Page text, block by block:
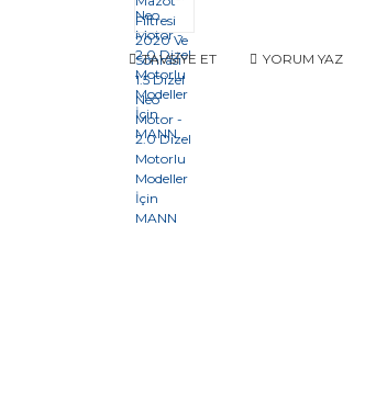
TAVSİYE ET YORUM YAZ